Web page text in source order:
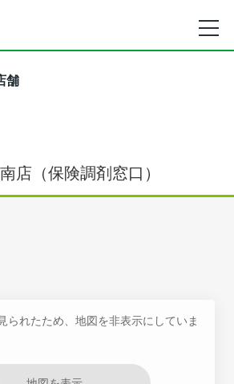
舗
店（保険調剤窓口）
られたため、地図を非表示にしていま